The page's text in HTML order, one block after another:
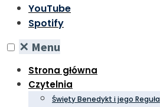
YouTube
Spotify
✕ Menu
Strona główna
Czytelnia
Święty Benedykt i jego Reguła